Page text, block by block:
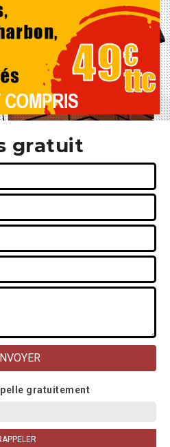
gratuit
gratuitement